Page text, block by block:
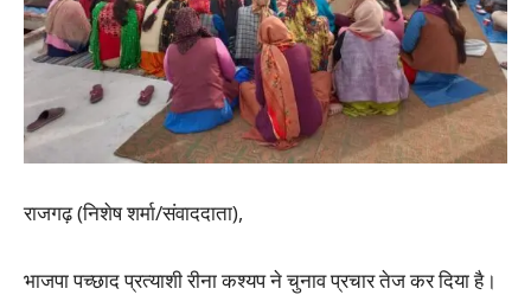
राजगढ़ (निशेष शर्मा/संवाददाता),
भाजपा पच्छाद प्रत्याशी रीना कश्यप ने चुनाव प्रचार तेज कर दिया है।